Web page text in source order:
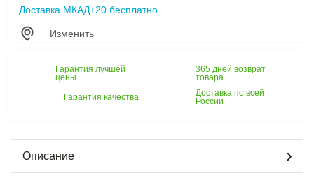
Доставка МКАД+20 бесплатно
Изменить
Гарантия лучшей
цены
365 дней возврат
товара
Гарантия качества
Доставка по всей
России
Описание